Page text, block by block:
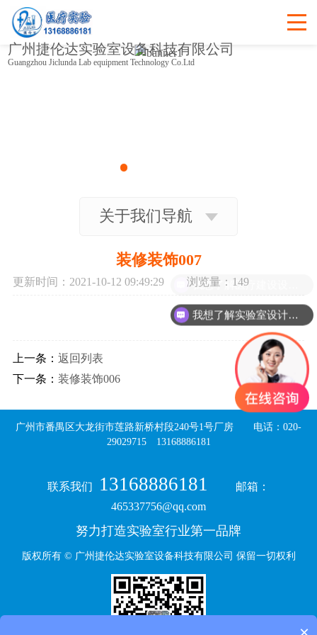
广州捷伦达实验室设备科技有限公司
Guangzhou Jiclunda Lab equipment Technology Co.Ltd
关于我们导航
装修装饰007
更新时间：2021-10-12 09:49:29 浏览量： 149
上一条： 返回列表
下一条： 装修装饰006
广州市番禺区大龙街市莲路新桥村段240号1号厂房 电话：020-
29029715 13168886181
联系我们 13168886181
邮箱：
465337756@qq.com
努力打造实验室行业第一品牌
​版权所有 © 广州捷伦达实验室设备科技有限公司 保留一切权利
我想了解实验室设计装修配套工程情况？